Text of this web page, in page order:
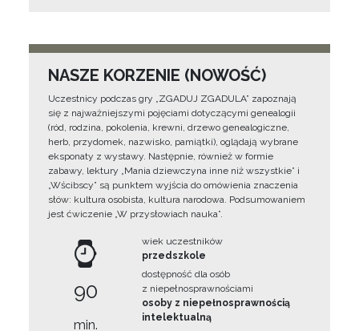
NASZE KORZENIE (NOWOŚĆ)
Uczestnicy podczas gry „ZGADUJ ZGADULA” zapoznają
się z najważniejszymi pojęciami dotyczącymi genealogii
(ród, rodzina, pokolenia, krewni, drzewo genealogiczne,
herb, przydomek, nazwisko, pamiątki), oglądają wybrane
eksponaty z wystawy. Następnie, również w formie
zabawy, lektury „Mania dziewczyna inne niż wszystkie” i
„Wścibscy” są punktem wyjścia do omówienia znaczenia
słów: kultura osobista, kultura narodowa. Podsumowaniem
jest ćwiczenie „W przysłowiach nauka”.
90
min.
wiek uczestników
przedszkole
dostępność dla osób
z niepełnosprawnościami
osoby z niepełnosprawnością
intelektualną